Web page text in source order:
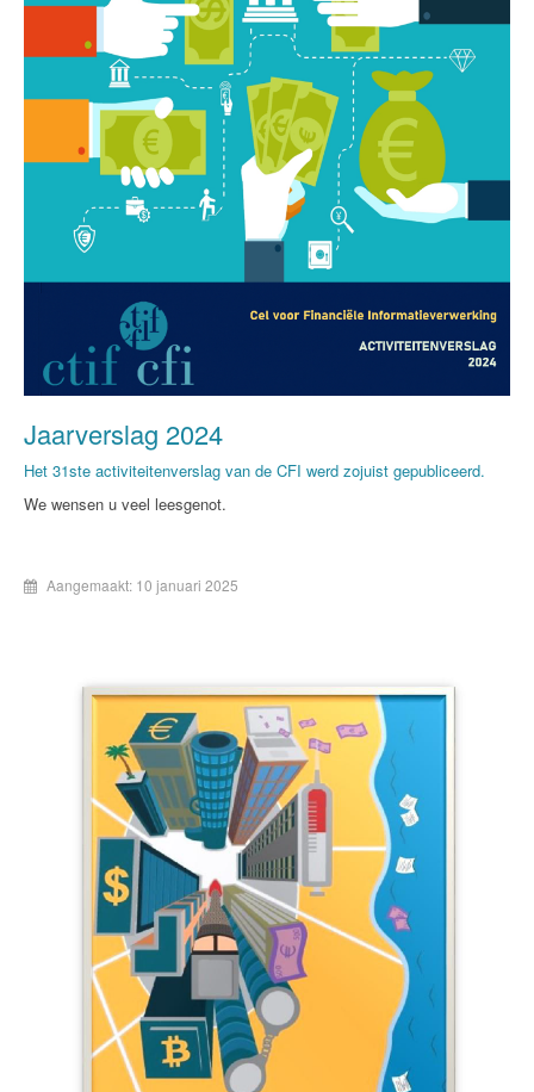
Jaarverslag 2024
Het 31ste activiteitenverslag van de CFI werd zojuist gepubliceerd.
We wensen u veel leesgenot.
Aangemaakt: 10 januari 2025